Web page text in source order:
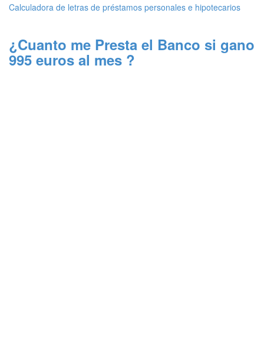
Calculadora de letras de préstamos personales e hipotecarios
¿Cuanto me Presta el Banco si gano
995 euros al mes ?